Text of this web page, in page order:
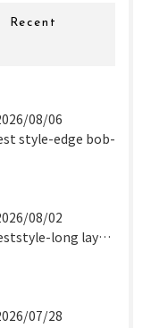
Recent
08/06
style-edge bob-
08/02
gueststyle-long layer-
07/28